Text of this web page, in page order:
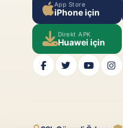
App Store
iPhone için
Direkt APK
Huawei için